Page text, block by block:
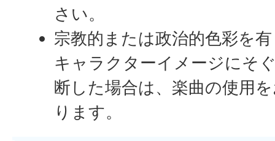
さい。
宗教的または政治的色彩を
キャラクターイメージにそ
断した場合は、楽曲の使用
ります。